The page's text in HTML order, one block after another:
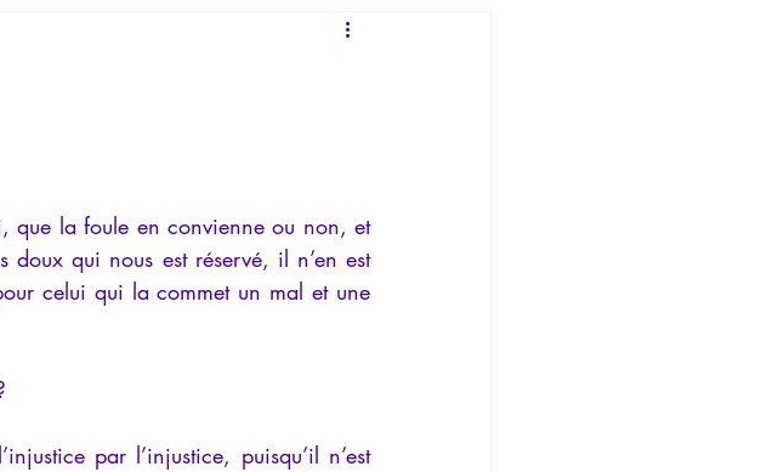
Recensions Psychose Temporalité
que la foule en convienne ou non, et
qui nous est réservé, il n’en est
celui qui la commet un mal et une
par l’injustice, puisqu’il n’est